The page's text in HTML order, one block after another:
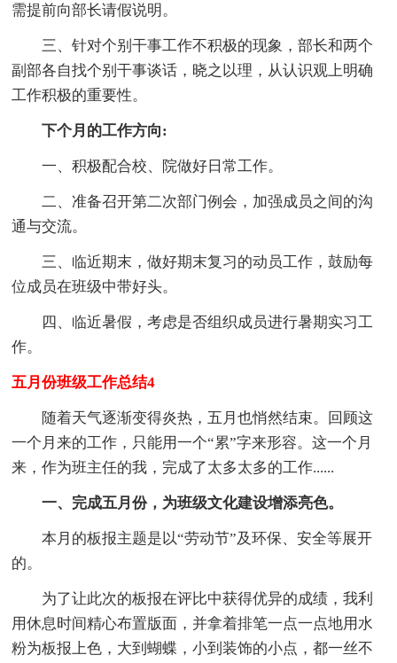
需提前向部长请假说明。
三、针对个别干事工作不积极的现象，部长和两个
副部各自找个别干事谈话，晓之以理，从认识观上明确
工作积极的重要性。
下个月的工作方向:
一、积极配合校、院做好日常工作。
二、准备召开第二次部门例会，加强成员之间的沟
通与交流。
三、临近期末，做好期末复习的动员工作，鼓励每
位成员在班级中带好头。
四、临近暑假，考虑是否组织成员进行暑期实习工
作。
五月份班级工作总结4
随着天气逐渐变得炎热，五月也悄然结束。回顾这
一个月来的工作，只能用一个“累”字来形容。这一个月
来，作为班主任的我，完成了太多太多的工作......
一、完成五月份，为班级文化建设增添亮色。
本月的板报主题是以“劳动节”及环保、安全等展开
的。
为了让此次的板报在评比中获得优异的成绩，我利
用休息时间精心布置版面，并拿着排笔一点一点地用水
粉为板报上色，大到蝴蝶，小到装饰的小点，都一丝不